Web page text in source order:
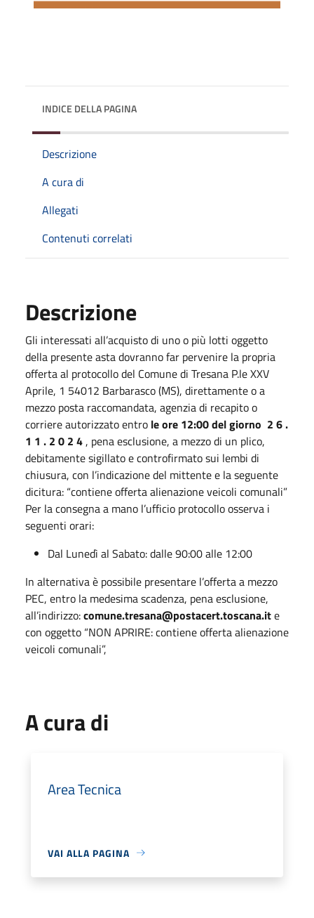
INDICE DELLA PAGINA
Descrizione
A cura di
Allegati
Contenuti correlati
Descrizione
Gli interessati all’acquisto di uno o più lotti oggetto
della presente asta dovranno far pervenire la propria
offerta al protocollo del Comune di Tresana P.le XXV
Aprile, 1 54012 Barbarasco (MS), direttamente o a
mezzo posta raccomandata, agenzia di recapito o
corriere autorizzato entro le ore 12:00 del giorno 2 6 .
1 1 . 2 0 2 4 , pena esclusione, a mezzo di un plico,
debitamente sigillato e controfirmato sui lembi di
chiusura, con l’indicazione del mittente e la seguente
dicitura: “contiene offerta alienazione veicoli comunali”
Per la consegna a mano l’ufficio protocollo osserva i
seguenti orari:
Dal Lunedì al Sabato: dalle 90:00 alle 12:00
In alternativa è possibile presentare l’offerta a mezzo
PEC, entro la medesima scadenza, pena esclusione,
all’indirizzo:comune.tresana@postacert.toscana.ite
con oggetto “NON APRIRE: contiene offerta alienazione
veicoli comunali”,
A cura di
Area Tecnica
VAI ALLA PAGINA